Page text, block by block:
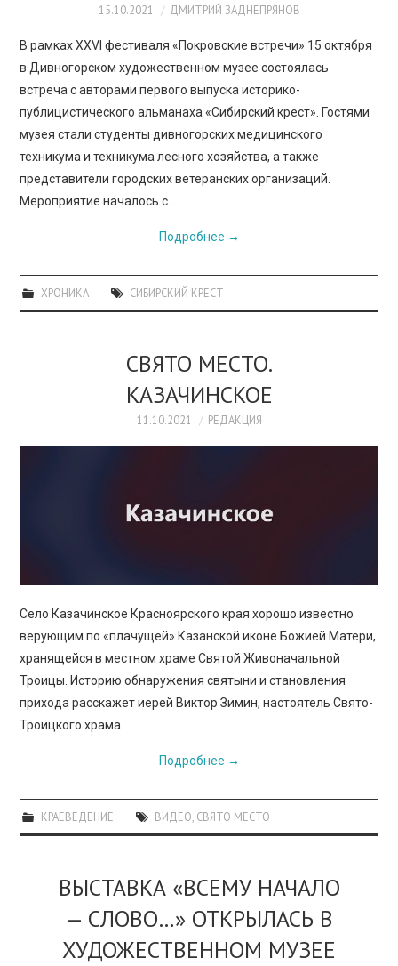
15.10.2021 ДМИТРИЙ ЗАДНЕПРЯНОВ
В рамках XXVI фестиваля «Покровские встречи» 15 октября
в Дивногорском художественном музее состоялась
встреча с авторами первого выпуска историко-
публицистического альманаха «Сибирский крест». Гостями
музея стали студенты дивногорских медицинского
техникума и техникума лесного хозяйства, а также
представители городских ветеранских организаций.
Мероприятие началось с…
Подробнее →
ХРОНИКА СИБИРСКИЙ КРЕСТ
СВЯТО МЕСТО.
КАЗАЧИНСКОЕ
11.10.2021 РЕДАКЦИЯ
Село Казачинское Красноярского края хорошо известно
верующим по «плачущей» Казанской иконе Божией Матери,
хранящейся в местном храме Святой Живоначальной
Троицы. Историю обнаружения святыни и становления
прихода расскажет иерей Виктор Зимин, настоятель Свято-
Троицкого храма
Подробнее →
КРАЕВЕДЕНИЕ ВИДЕО, СВЯТО МЕСТО
ВЫСТАВКА «ВСЕМУ НАЧАЛО
— СЛОВО…» ОТКРЫЛАСЬ В
ХУДОЖЕСТВЕННОМ МУЗЕЕ